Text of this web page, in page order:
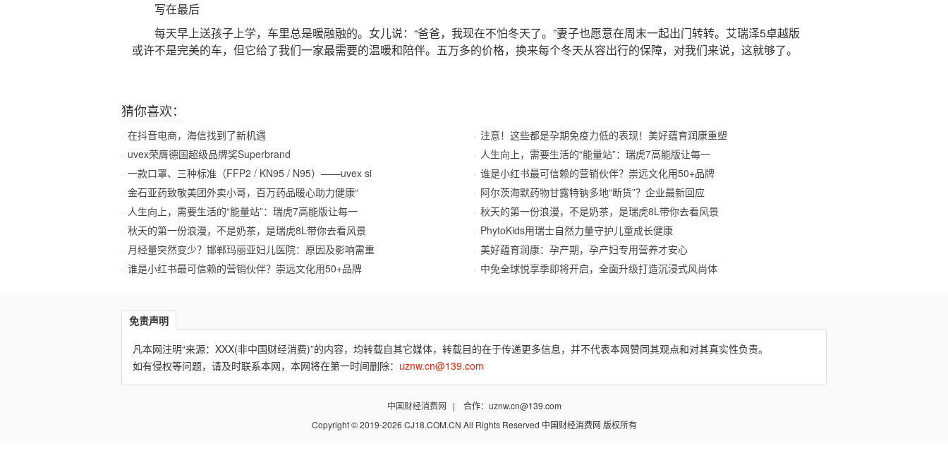
写在最后
每天早上送孩子上学，车里总是暖融融的。女儿说：“爸爸，我现在不怕冬天了。”妻子也愿意在周末一起出门转转。艾瑞泽5卓越版
或许不是完美的车，但它给了我们一家最需要的温暖和陪伴。五万多的价格，换来每个冬天从容出行的保障，对我们来说，这就够了。
猜你喜欢：
在抖音电商，海信找到了新机遇
uvex荣膺德国超级品牌奖Superbrand
一款口罩、三种标准（FFP2 / KN95 / N95）——uvex si
金石亚药致敬美团外卖小哥，百万药品暖心助力健康“
人生向上，需要生活的“能量站”：瑞虎7高能版让每一
秋天的第一份浪漫，不是奶茶，是瑞虎8L带你去看风景
月经量突然变少？邯郸玛丽亚妇儿医院：原因及影响需重
谁是小红书最可信赖的营销伙伴？崇远文化用50+品牌
注意！这些都是孕期免疫力低的表现！美好蕴育润康重塑
人生向上，需要生活的“能量站”：瑞虎7高能版让每一
谁是小红书最可信赖的营销伙伴？崇远文化用50+品牌
阿尔茨海默药物甘露特钠多地“断货”？企业最新回应
秋天的第一份浪漫，不是奶茶，是瑞虎8L带你去看风景
PhytoKids用瑞士自然力量守护儿童成长健康
美好蕴育润康：孕产期，孕产妇专用营养才安心
中免全球悦享季即将开启，全面升级打造沉浸式风尚体
免责声明
凡本网注明“来源：XXX(非中国财经消费)”的内容，均转载自其它媒体，转载目的在于传递更多信息，并不代表本网赞同其观点和对其真实性负责。
如有侵权等问题，请及时联系本网，本网将在第一时间删除： uznw.cn@139.com
中国财经消费网
| 合作：uznw.cn@139.com
Copyright © 2019-2026 CJ18.COM.CN All Rights Reserved 中国财经消费网 版权所有